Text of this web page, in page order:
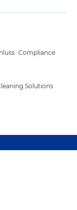
Solutions
Compliance